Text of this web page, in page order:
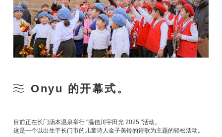
Onyu 的开幕式。
目前正在长门汤本温泉举行 "温信川宇田光 2025 "活动。
这是一个以出生于长门市的儿童诗人金子美铃的诗歌为主题的轻松活动。